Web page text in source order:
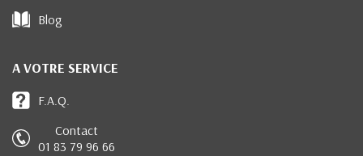
Blog
A VOTRE SERVICE
F.A.Q.
Contact
01 83 79 96 66